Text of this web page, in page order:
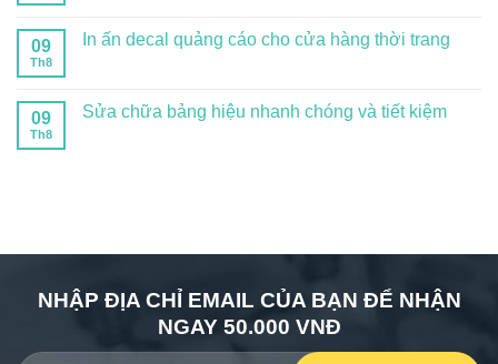
09
Th8
In ấn decal quảng cáo cho cửa hàng thời trang
09
Th8
Sửa chữa bảng hiệu nhanh chóng và tiết kiệm
NHẬP ĐỊA CHỈ EMAIL CỦA BẠN ĐỂ NHẬN
NGAY 50.000 VNĐ